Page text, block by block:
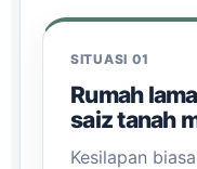
SITUASI 01
Rumah
saiz tanah
Kesilapan